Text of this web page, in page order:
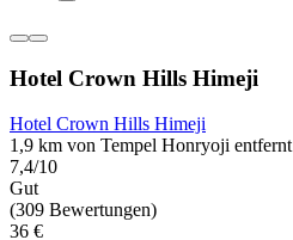
Hotel Crown Hills Himeji
Hotel Crown Hills Himeji
1,9 km von Tempel Honryoji entfernt
7,4/10
Gut
(309 Bewertungen)
36 €